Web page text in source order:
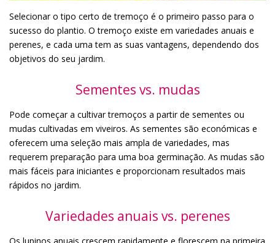
Selecionar o tipo certo de tremoço é o primeiro passo para o
sucesso do plantio. O tremoço existe em variedades anuais e
perenes, e cada uma tem as suas vantagens, dependendo dos
objetivos do seu jardim.
Sementes vs. mudas
Pode começar a cultivar tremoços a partir de sementes ou
mudas cultivadas em viveiros. As sementes são económicas e
oferecem uma seleção mais ampla de variedades, mas
requerem preparação para uma boa germinação. As mudas são
mais fáceis para iniciantes e proporcionam resultados mais
rápidos no jardim.
Variedades anuais vs. perenes
Os lupinos anuais crescem rapidamente e florescem na primeira